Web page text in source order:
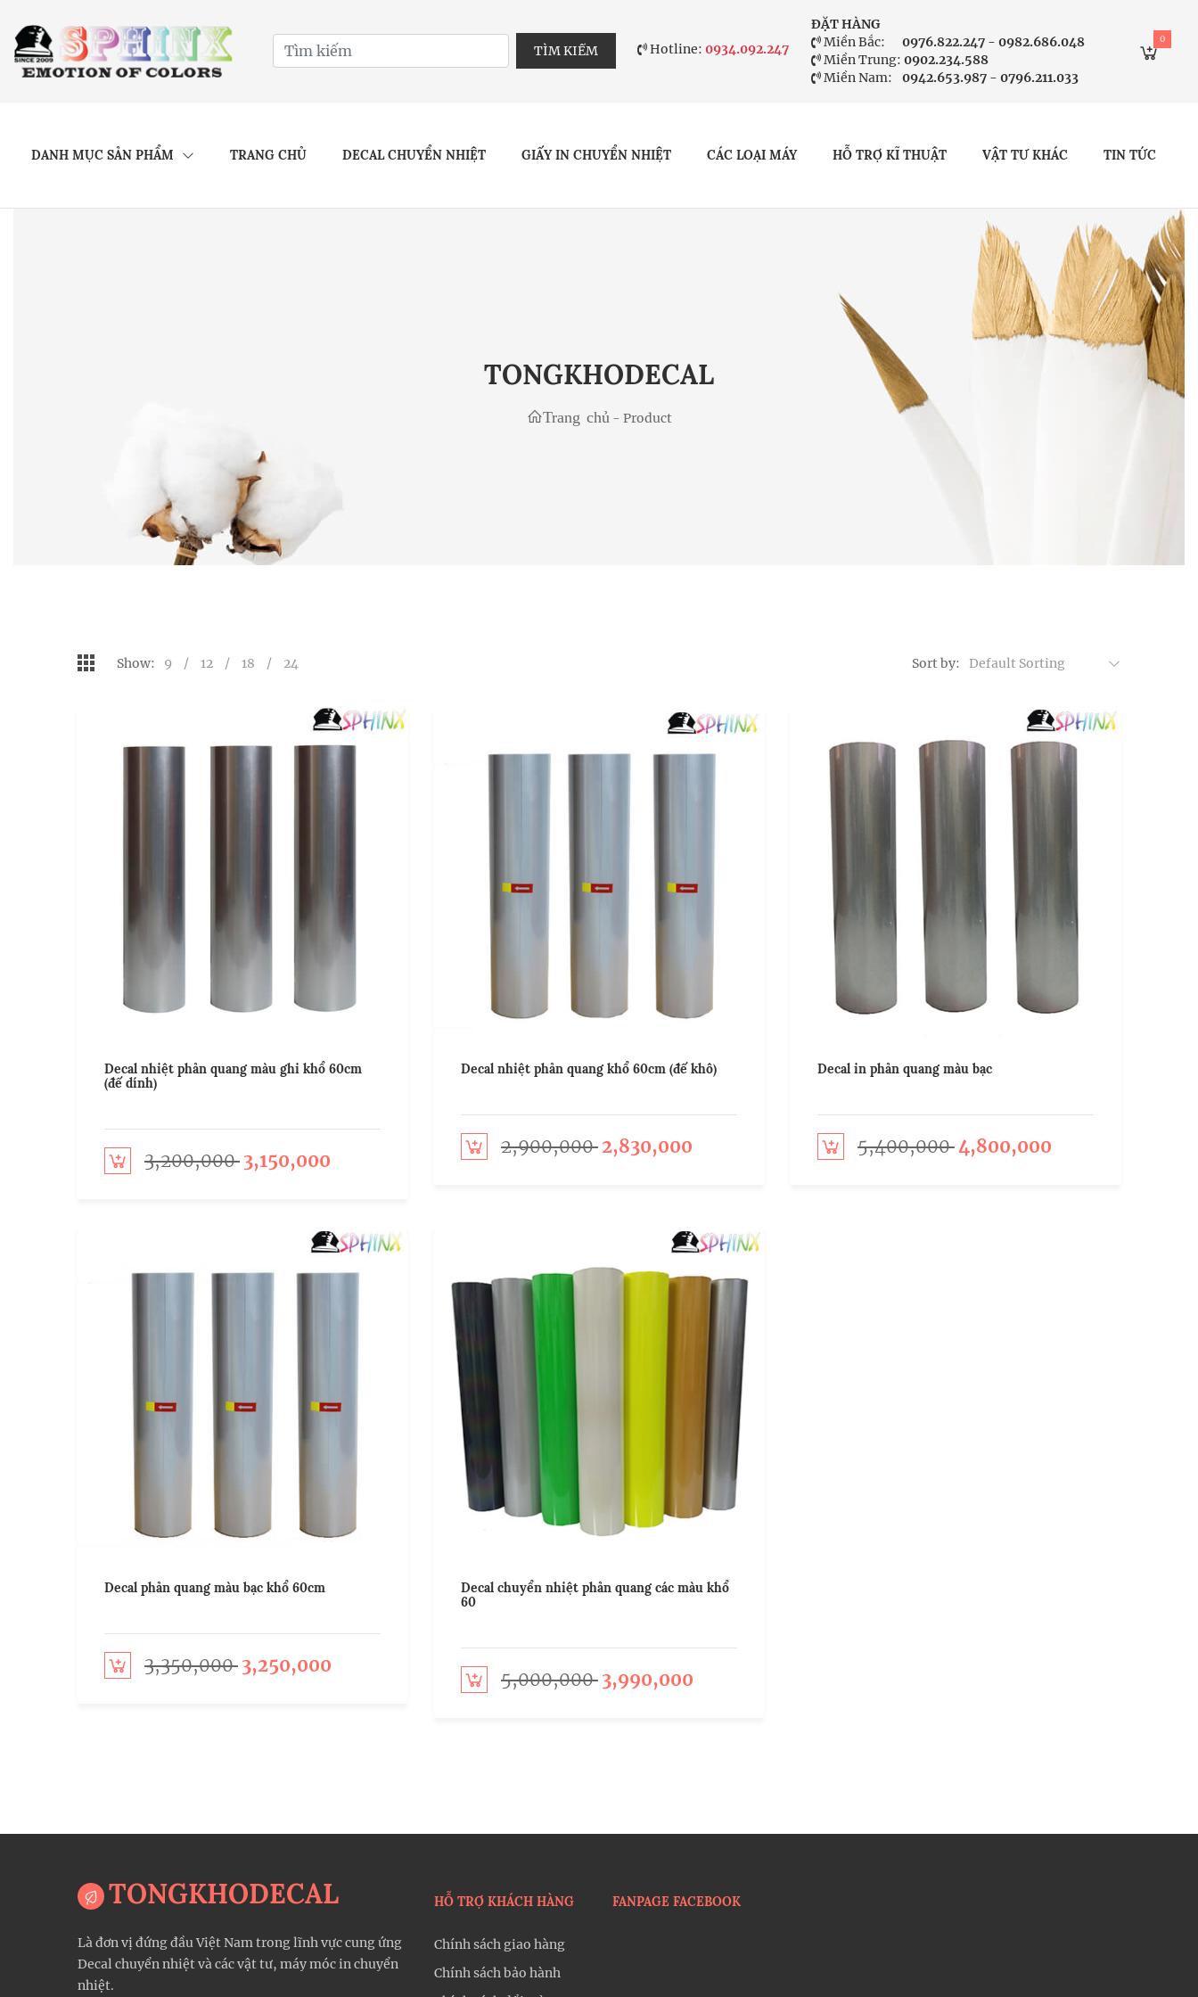
TÌM KIẾM Hotline:0934.092.247
ĐẶT HÀNG
Miền Bắc:
0976.822.247 - 0982.686.048
Miền Trung: 0902.234.588
Miền Nam:
0942.653.987 - 0796.211.033
0
DANH MỤC SẢN PHẨM TRANG CHỦ DECAL CHUYỂN NHIỆT GIẤY IN CHUYỂN NHIỆT CÁC LOẠI MÁY HỖ TRỢ KĨ THUẬT VẬT TƯ KHÁC TIN TỨC
TONGKHODECAL
Trang chủ - Product
Show: 9 12 18 24 Sort by: Default Sorting
Decal nhiệt phản quang màu ghi khổ 60cm
(đế dính)
Add to cart 3,200,000 3,150,000
Decal nhiệt phản quang khổ 60cm (đế khô)
Add to cart 2,900,000 2,830,000
Decal in phản quang màu bạc
Add to cart 5,400,0004,800,000
Decal phản quang màu bạc khổ 60cm
Add to cart 3,350,000 3,250,000
Decal chuyển nhiệt phản quang các màu khổ
60
Add to cart 5,000,000 3,990,000
TONGKHODECAL
Là đơn vị đứng đầu Việt Nam trong lĩnh vực cung ứng
Decal chuyển nhiệt và các vật tư, máy móc in chuyển
nhiệt.
HỖ TRỢ KHÁCH HÀNG
Chính sách giao hàng
Chính sách bảo hành
FANPAGE FACEBOOK